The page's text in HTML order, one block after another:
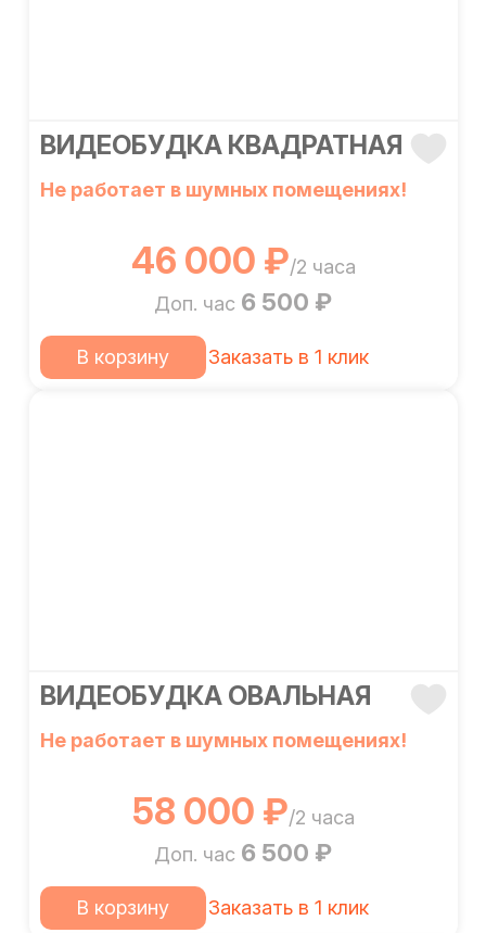
ВИДЕОБУДКА КВАДРАТНАЯ
Не работает в шумных помещениях!
46 000 ₽/2 часа
Доп. час 6 500 ₽
В корзину Заказать в 1 клик
ВИДЕОБУДКА ОВАЛЬНАЯ
Не работает в шумных помещениях!
58 000 ₽/2 часа
Доп. час 6 500 ₽
В корзину Заказать в 1 клик